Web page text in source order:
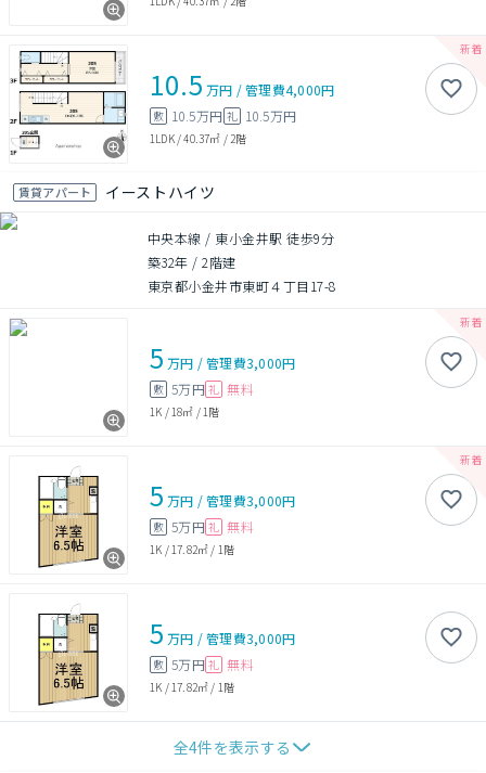
10.5 万円 /管理費4,000円
敷 10.5万円 礼 10.5万円
1LDK/40.37㎡ / 2階
賃貸アパート イーストハイツ
中央本線 / 東小金井駅 徒歩9分
築32年 /2階建
東京都小金井市東町４丁目17-8
5 万円 /管理費3,000円
敷 5万円 礼 無料
1K / 18㎡ / 1階
5 万円 /管理費3,000円
敷 5万円 礼 無料
1K / 17.82㎡ / 1階
5 万円 /管理費3,000円
敷 5万円 礼 無料
1K / 17.82㎡ / 1階
全4件を表示する